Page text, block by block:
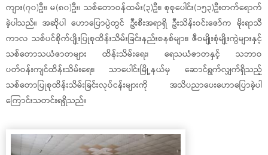
ကျား(၇၀)ဦး၊ မ(၈၀)ဦး၊ သစ်တောဝန်ထမ်း(၃)ဦး၊ စုစုပေါင်း(၁၅၃)ဦးတက်ရောက်
ခဲ့ပါသည်။ အဆိုပါ ဟောပြောပွဲတွင် ဦးစီးအရာရှိ ဦးသိန်းဝင်းဇော်က မိုးရာသီ
ကာလ သစ်ပင်စိုက်ပျိုးပြုစုထိန်းသိမ်းခြင်းနည်းစနစ်များ၊ ဇီဝမျိုးစုံမျိုးကွဲများနှင့်
သစ်တောသယံဇာတများ ထိန်းသိမ်းရေး၊ ရေသယံဇာတနှင့် သဘာဝ
ပတ်ဝန်းကျင်ထိန်းသိမ်းရေး၊ သာပေါင်းမြို့နယ်မှ ဆောင်ရွက်လျှက်ရှိသည့်
သစ်တောပြုစုထိန်းသိမ်းခြင်းလုပ်ငန်းများကို အသိပညာပေးဟောပြောခဲ့ပါ
ကြောင်းသတင်းရရှိသည်။